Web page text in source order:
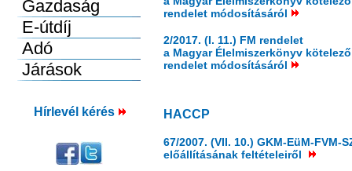
Hírlevél kérés
rendelet módosításáról
2/2017. (I. 11.) FM rendelet
a Magyar Élelmiszerkönyv
rendelet módosításáról
HACCP
67/2007. (VII. 10.) GKM-EüM-
előállításának feltételeiről